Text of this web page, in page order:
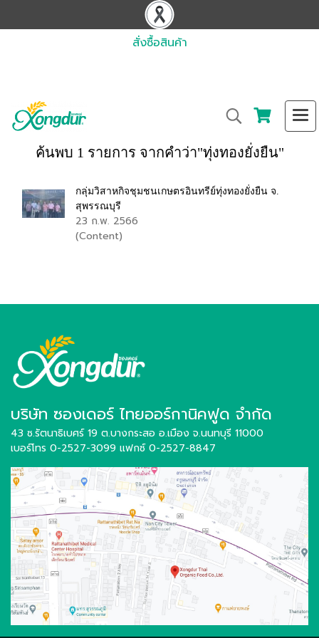
สั่งซื้อสินค้า
ค้นพบ 1 รายการ จากคำว่า"ทุ่งทองยั่งยืน"
กลุ่มวิสาหกิจชุมชนเกษตรอินทรีย์ทุ่งทองยั่งยืน จ.
สุพรรณบุรี
23 ก.พ. 2566
(Content)
บริษัท ซองเดอร์ ไทยออร์กานิคฟูด จำกัด
43 ซ.รัตนาธิเบศร์ 19 ต.บางกระสอ อ.เมือง จ.นนทบุรี 11000
เบอร์โทร 0-2527-3099 แฟกซ์ 0-2527-8847